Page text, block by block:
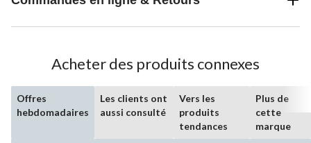
Acheter des produits connexes
Offres
hebdomadaires
Les clients ont
aussi consulté
Vers les
produits
tendances
Plus de
cette
marque